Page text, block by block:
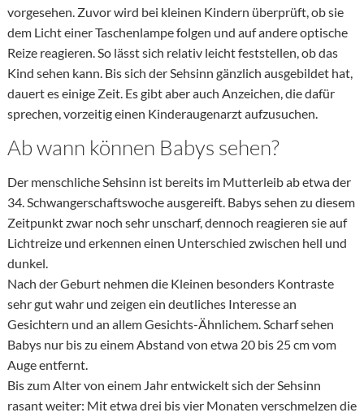
vorgesehen. Zuvor wird bei kleinen Kindern überprüft, ob sie
dem Licht einer Taschenlampe folgen und auf andere optische
Reize reagieren. So lässt sich relativ leicht feststellen, ob das
Kind sehen kann. Bis sich der Sehsinn gänzlich ausgebildet hat,
dauert es einige Zeit. Es gibt aber auch Anzeichen, die dafür
sprechen, vorzeitig einen Kinderaugenarzt aufzusuchen.
Ab wann können Babys sehen?
Der menschliche Sehsinn ist bereits im Mutterleib ab etwa der
34. Schwangerschaftswoche ausgereift. Babys sehen zu diesem
Zeitpunkt zwar noch sehr unscharf, dennoch reagieren sie auf
Lichtreize und erkennen einen Unterschied zwischen hell und
dunkel.
Nach der Geburt nehmen die Kleinen besonders Kontraste
sehr gut wahr und zeigen ein deutliches Interesse an
Gesichtern und an allem Gesichts-Ähnlichem. Scharf sehen
Babys nur bis zu einem Abstand von etwa 20 bis 25 cm vom
Auge entfernt.
Bis zum Alter von einem Jahr entwickelt sich der Sehsinn
rasant weiter: Mit etwa drei bis vier Monaten verschmelzen die